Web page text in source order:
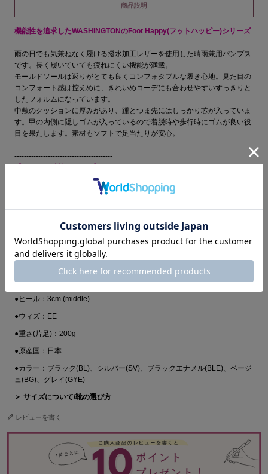
商品説明
機能性を追求したWASHINGTONのFoot Happy(フットハッピー)シリーズ
雨の日でも気兼ねなく履ける撥水加工レザーを使用した晴雨兼用パンプス
です。長く履いていても疲れにくい機能が満載。
モールドソールは返りがとても良くコンフォタブルな履き心地。見た目の
コンフォート感は控えめに、きれいめコーデにも合わせやすいすっきりと
したフォルムになっています。
中敷のクッションに厚みがあり、踵とつま先にはしっかり芯が入っていま
す。甲の内側に隠しゴムが入っているので着脱時や歩行時にゴムが良い役
目を果たします。素材もソフトで足当たりが安心。
-----------------------------------------
・普段サイズ23cm/幅普通/着用サイズ「23cm」：ストッキングで履い
て、普段と同じサイズでぴったりでした。薄手のソックスで合わせるとき
くれるので、脱げ感がなく、疲れにくいのが嬉しいです。
●素材：ブラック：牛革(LWG認証レザー)、シルバー：山羊革、ブラック
エナメル：牛革エナメル(LWG認証レザー)、ベージュ：山羊革エナメル
(LWG認証レザー)、グレイ：山羊革エナメル
●ヒール：3cm (middle)
●ウィズ：EE
●重さ(片足)：200g
●原産国：日本
●カラー：ブラック(BL)、シルバー(SV)、ブラックエナメル(BLE)、ベージ
ュ(BG)、グレイ(GYE)
＞ サイズについて/靴の選び方
レビューを書く